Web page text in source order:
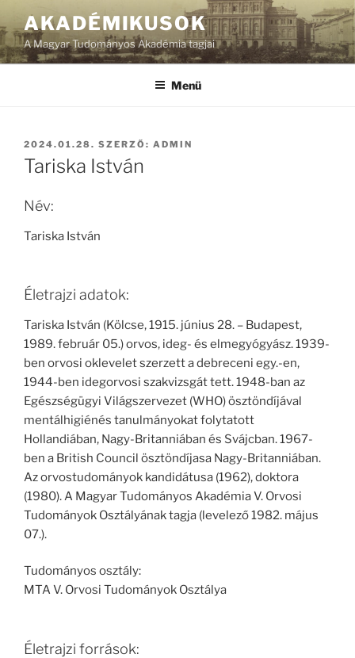
AKADÉMIKUSOK
A Magyar Tudományos Akadémia tagjai
Menü
BEKÜLDVE:
2024.01.28. SZERZŐ: ADMIN
Tariska István
Név:
Tariska István
Életrajzi adatok:
Tariska István (Kölcse, 1915. június 28. – Budapest,
1989. február 05.) orvos, ideg- és elmegyógyász. 1939-
ben orvosi oklevelet szerzett a debreceni egy.-en,
1944-ben idegorvosi szakvizsgát tett. 1948-ban az
Egészségügyi Világszervezet (WHO) ösztöndíjával
mentálhigiénés tanulmányokat folytatott
Hollandiában, Nagy-Britanniában és Svájcban. 1967-
ben a British Council ösztöndíjasa Nagy-Britanniában.
Az orvostudományok kandidátusa (1962), doktora
(1980). A Magyar Tudományos Akadémia V. Orvosi
Tudományok Osztályának tagja (levelező 1982. május
07.).
Tudományos osztály:
MTA V. Orvosi Tudományok Osztálya
Életrajzi források: